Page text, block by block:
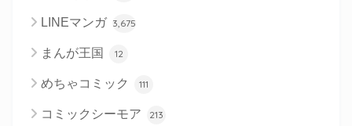
LINEマンガ 3,675
まんが王国 12
めちゃコミック 111
コミックシーモア 213